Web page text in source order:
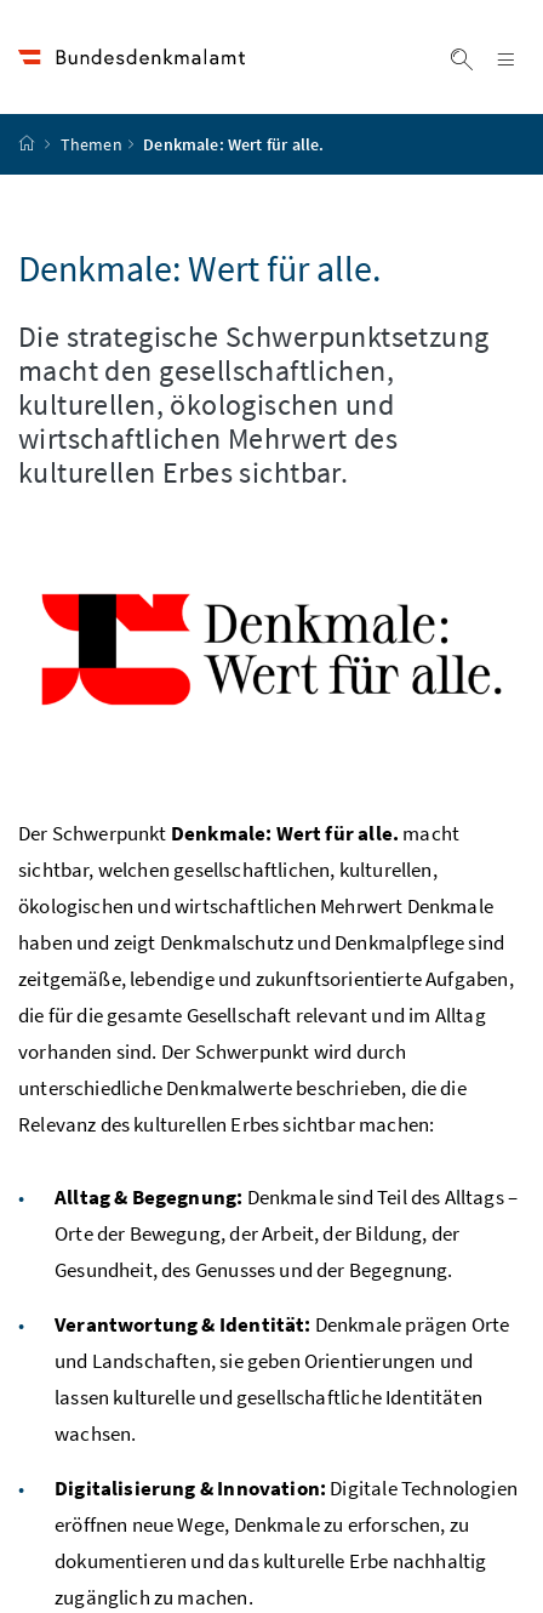
Startseite
Themen Denkmale: Wert für alle.
Denkmale: Wert für alle.
Die strategische Schwerpunktsetzung
macht den gesellschaftlichen,
kulturellen, ökologischen und
wirtschaftlichen Mehrwert des
kulturellen Erbes sichtbar.
Der Schwerpunkt Denkmale: Wert für alle. macht
sichtbar, welchen gesellschaftlichen, kulturellen,
ökologischen und wirtschaftlichen Mehrwert Denkmale
haben und zeigt Denkmalschutz und Denkmalpflege sind
zeitgemäße, lebendige und zukunftsorientierte Aufgaben,
die für die gesamte Gesellschaft relevant und im Alltag
vorhanden sind. Der Schwerpunkt wird durch
unterschiedliche Denkmalwerte beschrieben, die die
Relevanz des kulturellen Erbes sichtbar machen:
Alltag & Begegnung: Denkmale sind Teil des Alltags –
Orte der Bewegung, der Arbeit, der Bildung, der
Gesundheit, des Genusses und der Begegnung.
Verantwortung & Identität: Denkmale prägen Orte
und Landschaften, sie geben Orientierungen und
lassen kulturelle und gesellschaftliche Identitäten
wachsen.
Digitalisierung & Innovation: Digitale Technologien
eröffnen neue Wege, Denkmale zu erforschen, zu
dokumentieren und das kulturelle Erbe nachhaltig
zugänglich zu machen.